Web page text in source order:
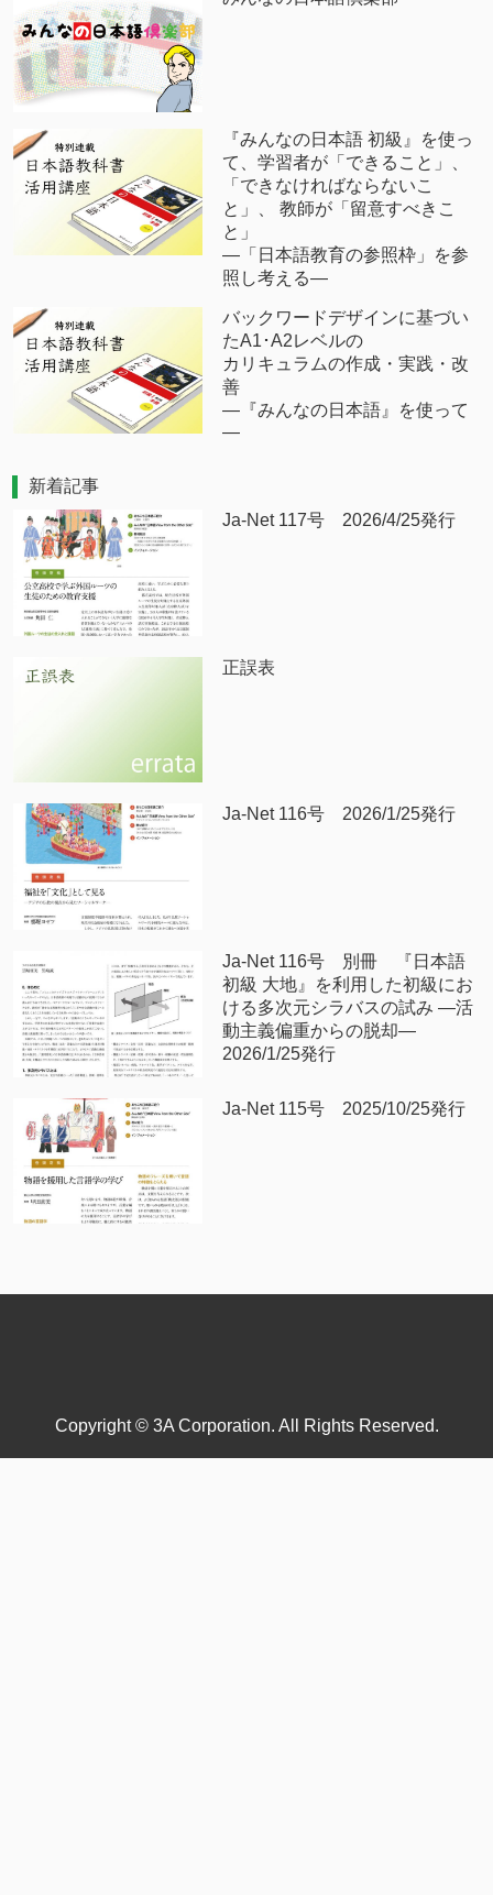
『みんなの日本語 初級』を使っ
て、学習者が「できること」、
「できなければならないこ
と」、 教師が「留意すべきこ
と」
―「日本語教育の参照枠」を参
照し考える―
バックワードデザインに基づい
たA1･A2レベルの
カリキュラムの作成・実践・改
善
―『みんなの日本語』を使って
―
新着記事
Ja-Net 117号 2026/4/25発行
正誤表
Ja-Net 116号 2026/1/25発行
Ja-Net 116号 別冊 『日本語
初級 大地』を利用した初級にお
ける多次元シラバスの試み —活
動主義偏重からの脱却—
2026/1/25発行
Ja-Net 115号 2025/10/25発行
Copyright © 3A Corporation. All Rights Reserved.